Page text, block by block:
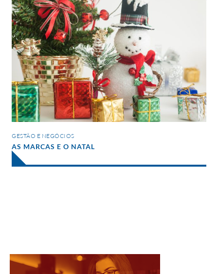
e
o
Natal
GESTÃO E NEGÓCIOS
AS MARCAS E O NATAL